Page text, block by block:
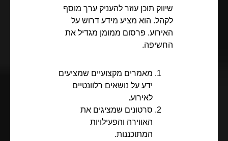
שיווק תוכן עוזר להעניק ערך מוסף
לקהל. הוא מציע מידע דרוש על
האירוע. פרסום ממומן מגדיל את
החשיפה.
מאמרים מקצועיים שמציעים
ידע על נושאים רלוונטיים
לאירוע.
סרטונים שמציגים את
האווירה והפעילויות
המתוכננות.